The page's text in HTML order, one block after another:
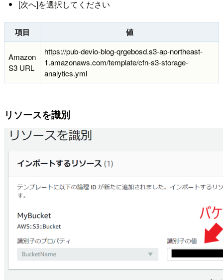
[次へ]を選択してください
項目 値
Amazon
S3 URL
https://pub-devio-blog-qrgebosd.s3-ap-northeast-
1.amazonaws.com/template/cfn-s3-storage-
analytics.yml
リソースを識別